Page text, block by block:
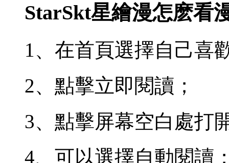
StarSkt星繪漫怎麽看
1、在首頁選擇自己喜
2、點擊立即閱讀；
3、點擊屏幕空白處打
4、可以選擇自動閱讀